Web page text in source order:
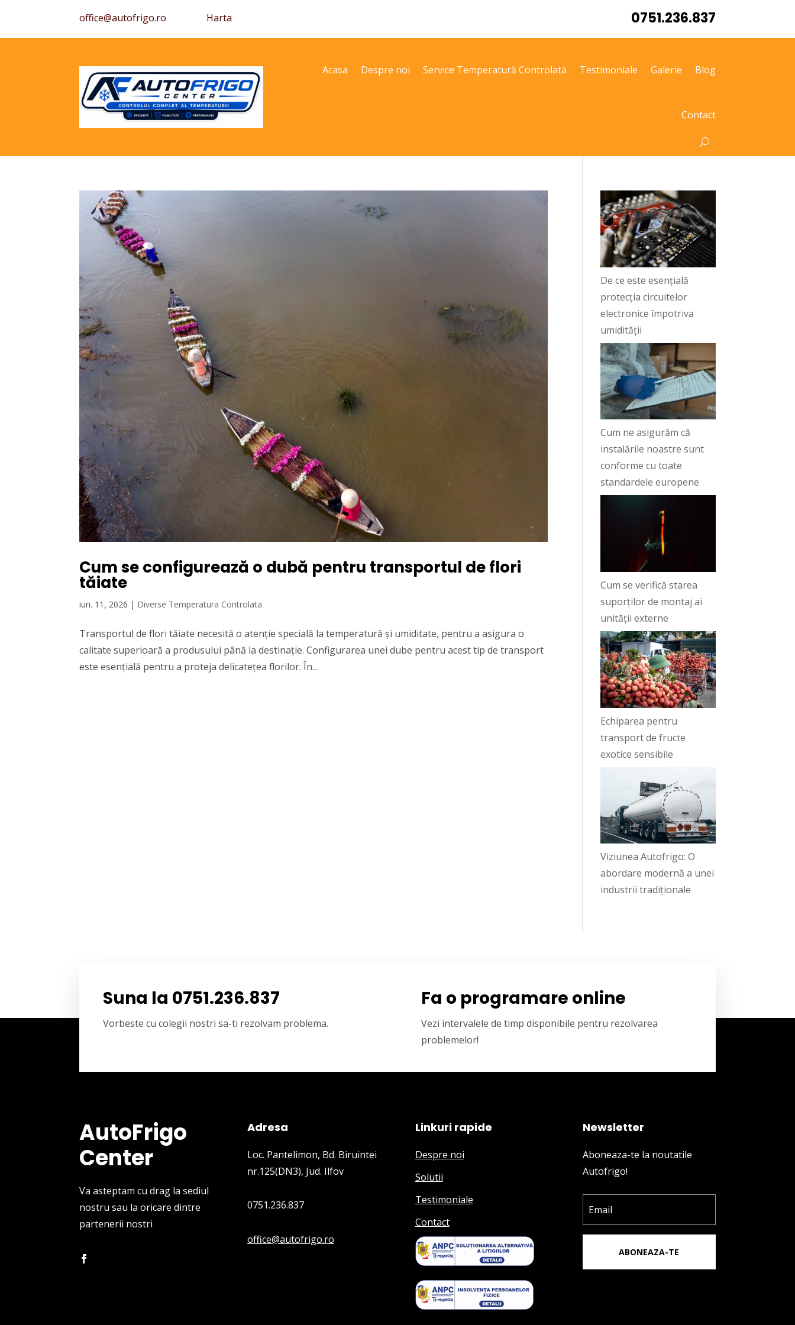
office@autofrigo.ro Harta 0751.236.837
Acasa Despre noi Service Temperatură Controlată Testimoniale Galerie Blog
Contact
Cum se configurează o dubă pentru transportul de flori
tăiate
iun. 11, 2026 | Diverse Temperatura Controlata
Transportul de flori tăiate necesită o atenție specială la temperatură și umiditate, pentru a asigura o
calitate superioară a produsului până la destinație. Configurarea unei dube pentru acest tip de transport
este esențială pentru a proteja delicatețea florilor. În...
De ce este esențială
protecția circuitelor
electronice împotriva
umidității
Cum ne asigurăm că
instalările noastre sunt
conforme cu toate
standardele europene
Cum se verifică starea
suporților de montaj ai
unității externe
Echiparea pentru
transport de fructe
exotice sensibile
Viziunea Autofrigo: O
abordare modernă a unei
industrii tradiționale
Suna la 0751.236.837
Vorbeste cu colegii nostri sa-ti rezolvam problema.
Fa o programare online
Vezi intervalele de timp disponibile pentru rezolvarea
problemelor!
AutoFrigo
Center
Va asteptam cu drag la sediul
nostru sau la oricare dintre
partenerii nostri
Adresa
Loc. Pantelimon, Bd. Biruintei
nr.125(DN3), Jud. Ilfov
0751.236.837
office@autofrigo.ro
Linkuri rapide
Despre noi
Solutii
Testimoniale
Contact
Newsletter
Aboneaza-te la noutatile
Autofrigo!
ABONEAZA-TE